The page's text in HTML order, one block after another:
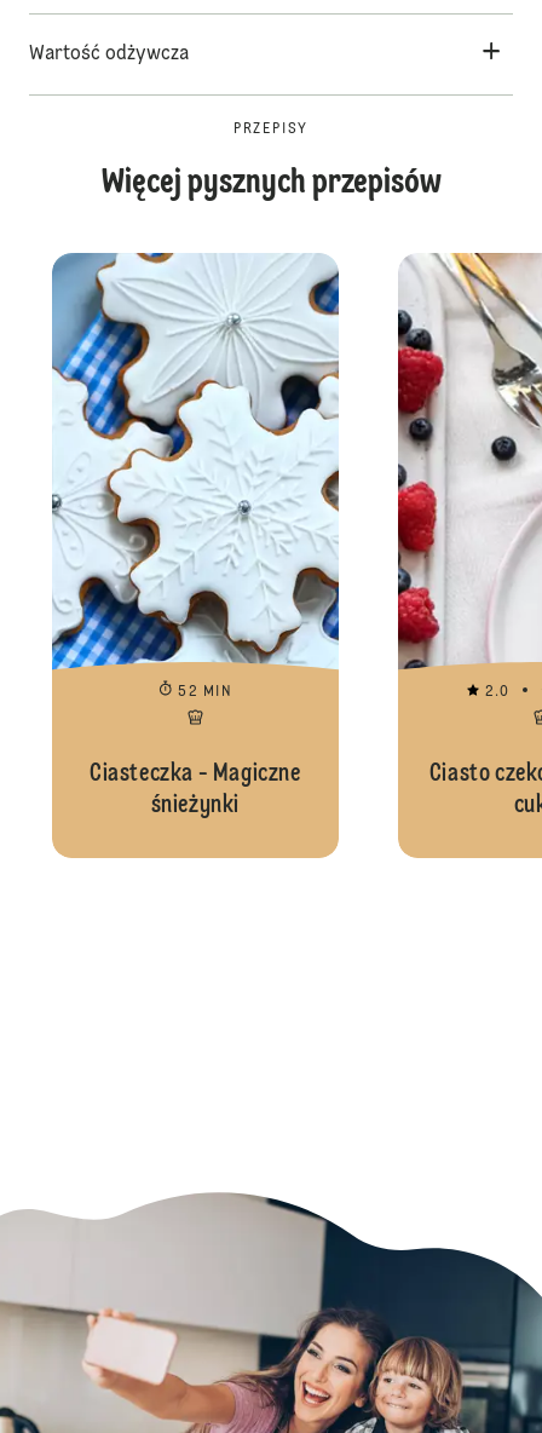
Wartość odżywcza
PRZEPISY
Więcej pysznych przepisów
52 MIN
Ciasteczka - Magiczne
śnieżynki
2.0
Ciasto